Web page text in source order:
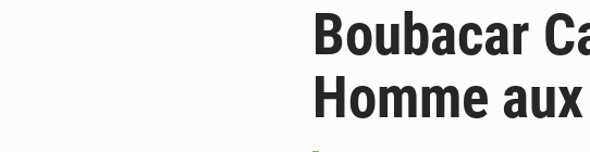
5 août
5 août
Boubacar
Homme